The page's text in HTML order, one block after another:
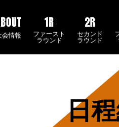
会情報
1R
ファースト
ラウンド
2R
セカンド
ラウンド
日